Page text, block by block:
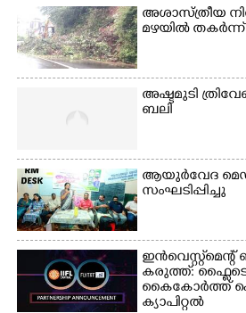
അശാസ്ത്രീയ
മഴയിൽ
അഷ്ടമുടി
ബലി
ആയുർവേദ
സംഘടിപ്പിച്ചു
കരുത്ത്:
ക്യാപിറ്റൽ